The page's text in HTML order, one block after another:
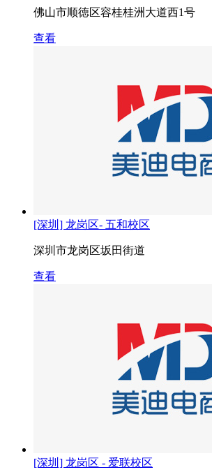
佛山市顺徳区容桂桂洲大道西1号
查看
[深圳] 龙岗区- 五和校区
深圳市龙岗区坂田街道
查看
[深圳] 龙岗区 - 爱联校区